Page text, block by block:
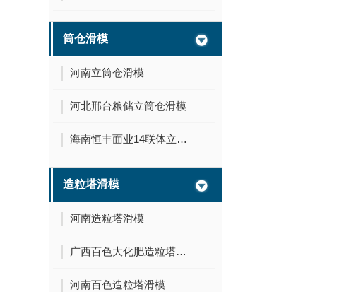
筒仓滑模
河南立筒仓滑模
河北邢台粮储立筒仓滑模
海南恒丰面业14联体立筒仓滑模
造粒塔滑模
河南造粒塔滑模
广西百色大化肥造粒塔滑模
河南百色造粒塔滑模